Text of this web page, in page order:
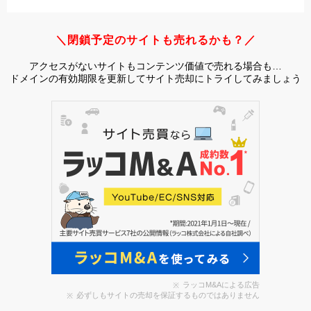
＼閉鎖予定のサイトも売れるかも？／
アクセスがないサイトもコンテンツ価値で売れる場合も…
ドメインの有効期限を更新してサイト売却にトライしてみましょう
ラッコM&Aによる広告
必ずしもサイトの売却を保証するものではありません